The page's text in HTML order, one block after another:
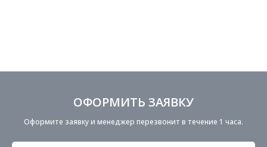
ОФОРМИТЬ ЗАЯВКУ
Оформите заявку и менеджер перезвонит в течение 1 часа.